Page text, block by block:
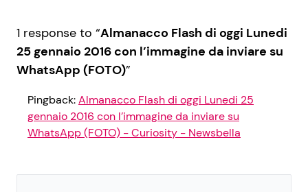
1 response to “Almanacco Flash di oggi Lunedi
25 gennaio 2016 con l’immagine da inviare su
WhatsApp (FOTO)”
Pingback:Almanacco Flash di oggi Lunedi 25
gennaio 2016 con l’immagine da inviare su
WhatsApp (FOTO) - Curiosity - Newsbella